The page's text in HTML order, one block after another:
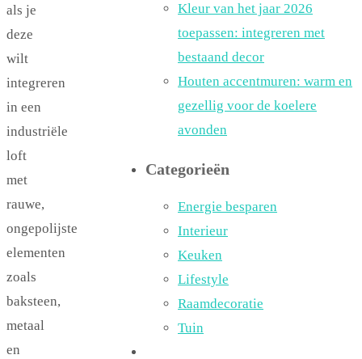
als je
deze
wilt
integreren
in een
industriële
loft
met
rauwe,
ongepolijste
elementen
zoals
baksteen,
metaal
en
Kleur van het jaar 2026
toepassen: integreren met
bestaand decor
Houten accentmuren: warm en
gezellig voor de koelere
avonden
Categorieën
Energie besparen
Interieur
Keuken
Lifestyle
Raamdecoratie
Tuin